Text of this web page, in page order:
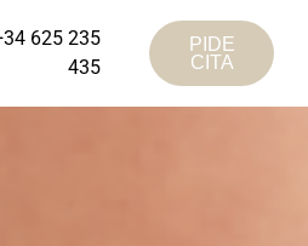
625 235
435
PIDE
CITA